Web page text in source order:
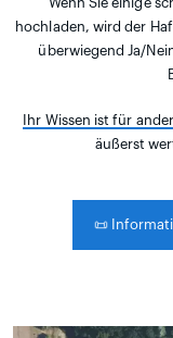
hochladen, wird der
überwiegend Ja/
Ihr Wissen ist für
äußerst
📜